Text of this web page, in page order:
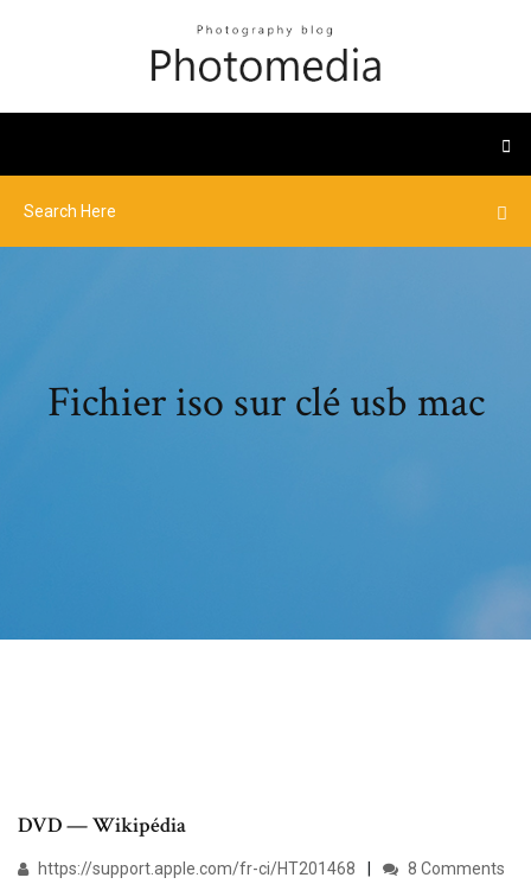
Fichier iso sur clé usb mac
DVD — Wikipédia
https://support.apple.com/fr-ci/HT201468 8 Comments